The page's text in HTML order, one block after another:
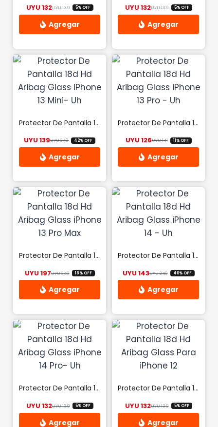
UYU139El precio original era: UYU 139.
UYU 132 El precio actual es: UYU 132.
5% OFF UYU139El precio
UYU 132 El precio actual
5% OFF
Protector De Pantalla 18d Hd Aribag Glass iPhone 13 Mini- Uh
UYU240El precio original era: UYU 240.
UYU 139 El precio actual es: UYU 139.
42% OFF
Protector De Pantalla 18d Hd Aribag Glass iPhone 13 Pro – Uh
UYU141El precio original
UYU 126 El precio actual
11% OFF
Protector De Pantalla 18d Hd Aribag Glass iPhone 13 Pro Max
UYU240El precio original era: UYU 240.
UYU 197 El precio actual es: UYU 197.
18% OFF
Protector De Pantalla 18d Hd Aribag Glass iPhone 14 – Uh
UYU240El precio
UYU 143 El precio actual
40% OFF
Protector De Pantalla 18d Hd Aribag Glass iPhone 14 Pro- Uh
UYU139El precio original era: UYU 139.
UYU 132 El precio actual es: UYU 132.
5% OFF
Protector De Pantalla 18d Hd Aribag Glass Para iPhone 12
UYU139El precio
UYU 132 El precio actual
5% OFF